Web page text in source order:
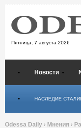
Пятница, 7 августа 2026
Новости
НАСЛЕДИЕ
Odessa Daily › Мнения ›